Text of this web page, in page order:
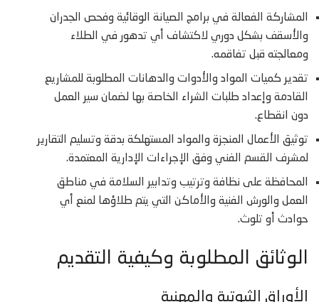
المشاركة الفعالة في برامج الصيانة الوقائية وفحص الجدران
والأسقف بشكل دوري لاكتشاف أي تدهور في الطلاء
ومعالجته قبل تفاقمه.
تقدير كميات المواد والأدوات والدهانات المطلوبة للمشاريع
القادمة وإعداد طلبات الشراء الخاصة بها لضمان سير العمل
دون انقطاع.
توثيق الأعمال المنجزة والمواد المستهلكة بدقة وتسليم التقارير
لمشرف القسم الفني وفق الإجراءات الإدارية المعتمدة.
المحافظة على نظافة وترتيب وتدابير السلامة في مناطق
العمل والورش الفنية والأماكن التي يتم طلاؤها لمنع أي
حوادث أو تلوث.
الوثائق المطلوبة وكيفية التقديم
الأوراق الثبوتية والمهنية